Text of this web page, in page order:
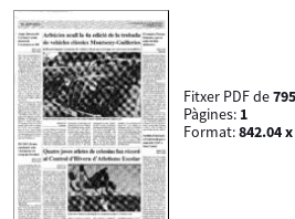
Fitxer PDF de
Pàgines: 1
Format:842.04